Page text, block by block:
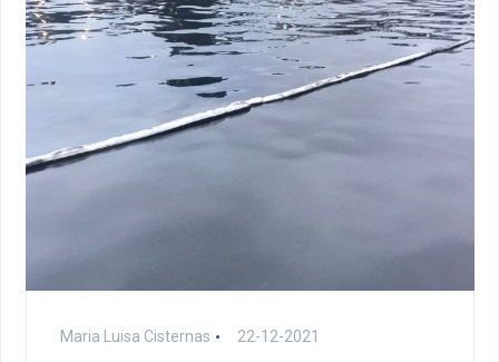
Maria Luisa Cisternas 22-12-2021